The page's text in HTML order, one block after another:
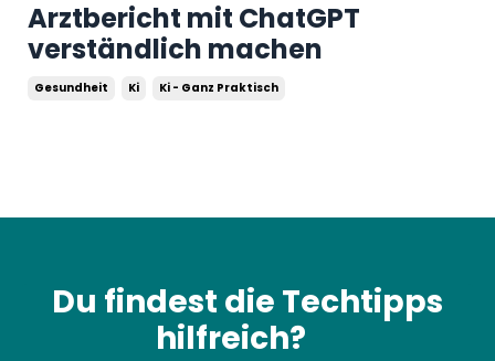
Arztbericht mit ChatGPT
verständlich machen
Gesundheit Ki Ki - Ganz Praktisch
Du findest die Techtipps
hilfreich?